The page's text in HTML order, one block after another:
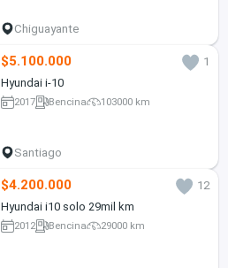
Chiguayante
$5.100.000
1
Hyundai i-10
2017 Bencina 103000 km
Santiago
$4.200.000
12
Hyundai i10 solo 29mil km
2012 Bencina 29000 km